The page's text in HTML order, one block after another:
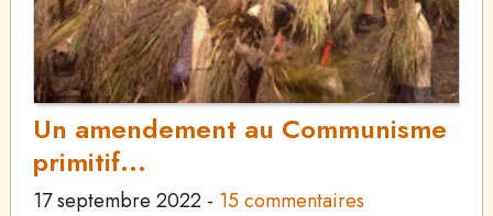
Un amendement au Communisme
primitif...
17 septembre 2022- 15 commentaires